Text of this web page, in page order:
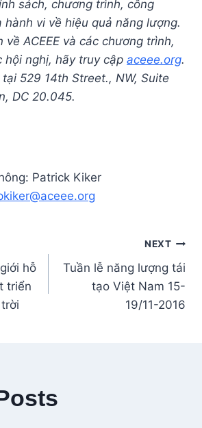
sách, chương trình, công
vi về hiệu quả năng lượng.
ACEEE và các chương trình,
hội nghị, hãy truy cập aceee.org.
tại 529 14th Street., NW, Suite
DC 20.045.
Patrick Kiker
hỗ
triển
NEXT
Tuần lễ năng lượng tái
tạo Việt Nam 15-
19/11-2016